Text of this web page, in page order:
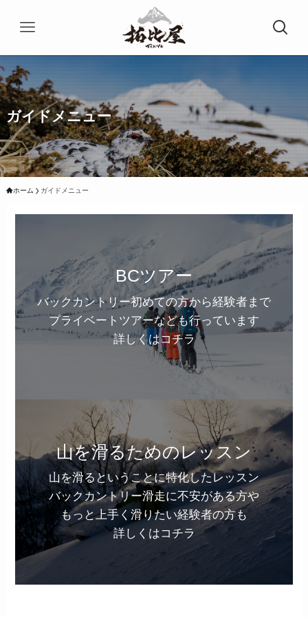
ガイドメニュー
ホーム ガイドメニュー
BCツアー
バックカントリー初めての方から経験者まで
プライベートツアーなども行っています
詳しくはコチラ
山を滑るためのレッスン
山を滑るということに特化したレッスン
バックカントリー滑走に不安がある方や
もっと上手く滑りたい経験者の方も
詳しくはコチラ